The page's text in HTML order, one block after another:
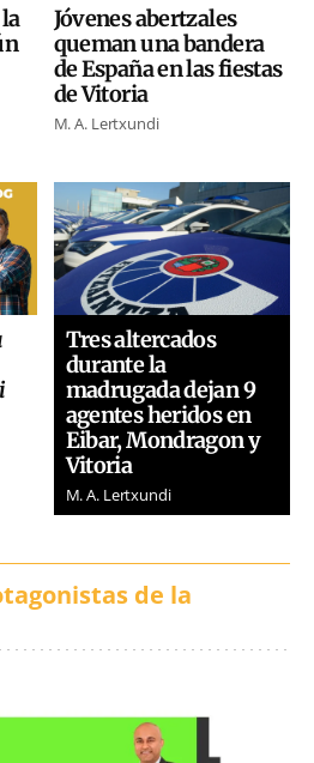
Jóvenes abertzales
queman una bandera
de España en las fiestas
de Vitoria
M. A. Lertxundi
Tres altercados
durante la
madrugada dejan 9
agentes heridos en
Eibar, Mondragon y
Vitoria
M. A. Lertxundi
de la